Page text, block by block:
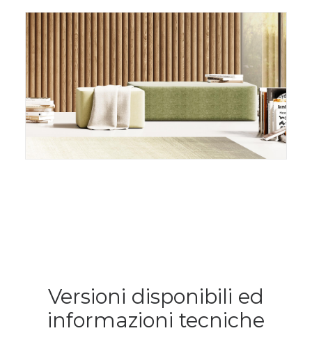
Versioni disponibili ed
informazioni tecniche